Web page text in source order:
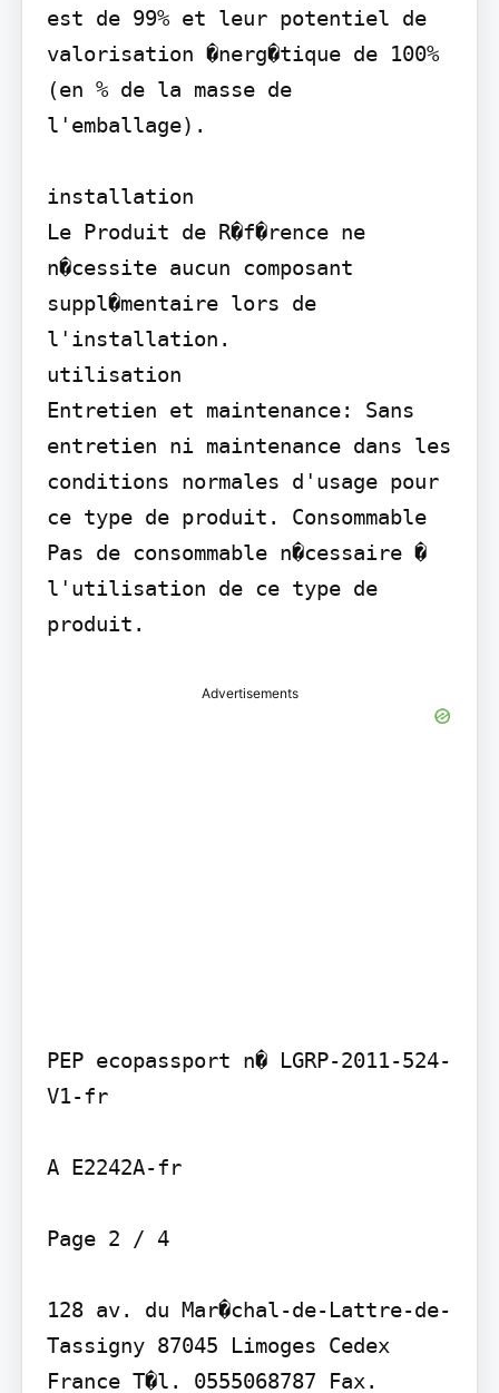
est de 99% et leur potentiel de
valorisation �nerg�tique de 100%
(en % de la masse de
l'emballage).
installation
Le Produit de R�f�rence ne
n�cessite aucun composant
suppl�mentaire lors de
l'installation.
utilisation
Entretien et maintenance: Sans
entretien ni maintenance dans les
conditions normales d'usage pour
ce type de produit. Consommable
Pas de consommable n�cessaire �
l'utilisation de ce type de
produit.
Advertisements
PEP ecopassport n� LGRP-2011-524-
V1-fr
A E2242A-fr
Page 2 / 4
128 av. du Mar�chal-de-Lattre-de-
Tassigny 87045 Limoges Cedex
France T�l. 0555068787 Fax.